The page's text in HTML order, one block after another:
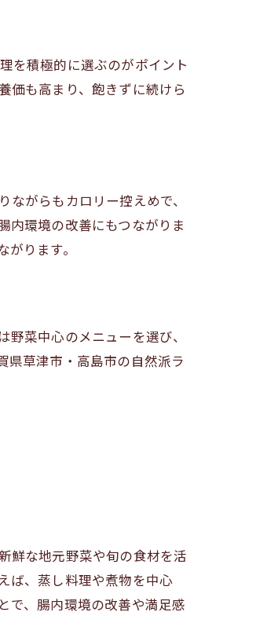
を積極的に選ぶのがポイント
価も高まり、飽きずに続けら
がらもカロリー控えめで、
内環境の改善にもつながりま
ります。
菜中心のメニューを選び、
県草津市・高島市の自然派ラ
鮮な地元野菜や旬の食材を活
ば、蒸し料理や煮物を中心
で、腸内環境の改善や満足感